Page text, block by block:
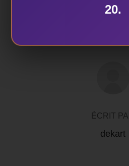
Anna Tèko
ÉCRIT
dekart
20.